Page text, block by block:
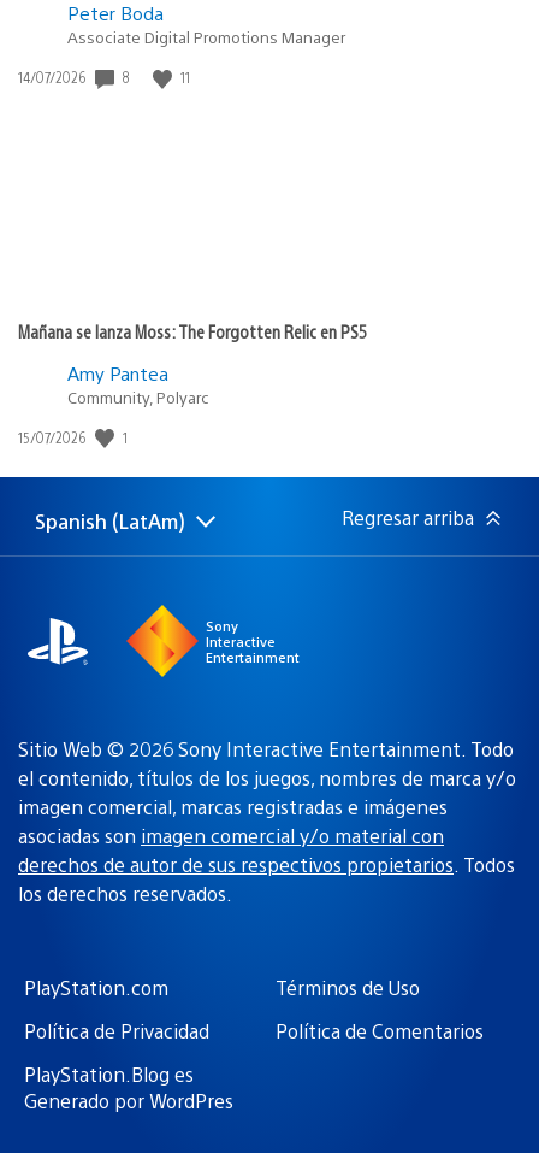
Peter Boda
Associate Digital Promotions Manager
Fecha
14/07/2026 8 11
Mañana se lanza Moss: The Forgotten Relic en PS5
Amy Pantea
Community, Polyarc
Fecha
publicación:
15/07/2026 1
Elige
una
Región
actual:
Spanish (LatAm) Regresar arriba
Sony
Interactive
Entertainment
Sitio Web © 2026 Sony Interactive Entertainment. Todo
el contenido, títulos de los juegos, nombres de marca y/o
imagen comercial, marcas registradas e imágenes
asociadas son imagen comercial y/o material con
derechos de autor de sus respectivos propietarios. Todos
los derechos reservados.
PlayStation.com
Términos de Uso
Política de Privacidad
Política de Comentarios
PlayStation.Blog es
Generado por WordPres